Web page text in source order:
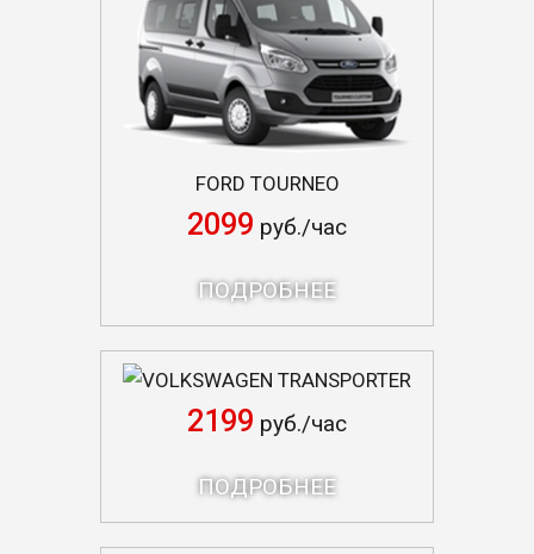
FORD TOURNEO
2099 руб./час
ПОДРОБНЕЕ
VOLKSWAGEN TRANSPORTER
2199 руб./час
ПОДРОБНЕЕ